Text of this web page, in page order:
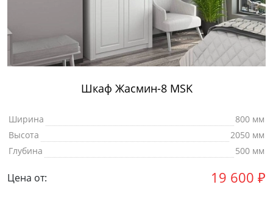
Шкаф Жасмин-8 MSK
Ширина
800 мм
Высота
2050 мм
Глубина
500 мм
Цена от: 19 600 ₽